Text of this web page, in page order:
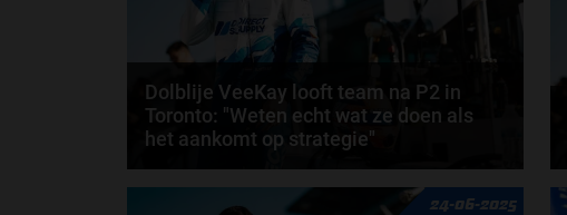
Dolblije VeeKay looft team na P2 in
Toronto: "Weten echt wat ze doen als
het aankomt op strategie"
IndyCar-coureur Rinus 'VeeKay' van Kalmthout heeft
24-06-2025